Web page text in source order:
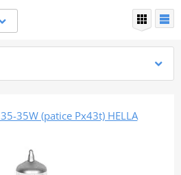
35W (patice Px43t) HELLA